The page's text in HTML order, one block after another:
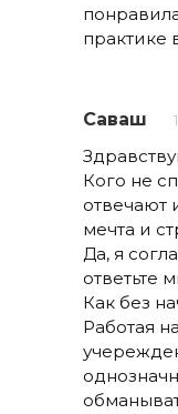
практике
Саваш
Кого не
отвечают
мечта и
Да, я
ответьте
Как без
Работая